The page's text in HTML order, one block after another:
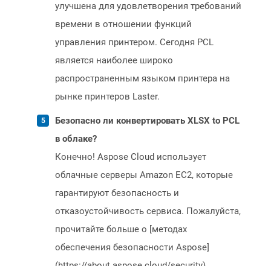
улучшена для удовлетворения требований
времени в отношении функций
управления принтером. Сегодня PCL
является наиболее широко
распространенным языком принтера на
рынке принтеров Laster.
Безопасно ли конвертировать XLSX to PCL
в облаке?
Конечно! Aspose Cloud использует
облачные серверы Amazon EC2, которые
гарантируют безопасность и
отказоустойчивость сервиса. Пожалуйста,
прочитайте больше о [методах
обеспечения безопасности Aspose]